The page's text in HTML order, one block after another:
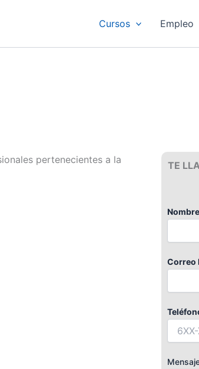
Cursos Empleo
pertenecientes a la
TE
Correo